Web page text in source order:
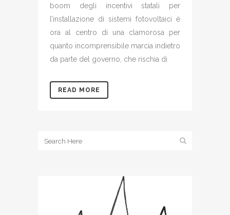
boom degli incentivi statali per
l’installazione di sistemi fotovoltaici è
ora al centro di una clamorosa per
quanto incomprensibile marcia indietro
da parte del governo, che rischia di
READ MORE